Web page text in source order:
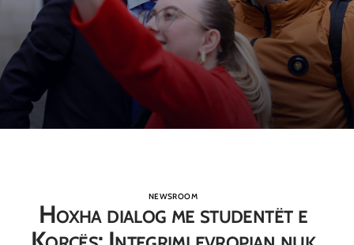
NEWSROOM
Hoxha dialog me studentët e